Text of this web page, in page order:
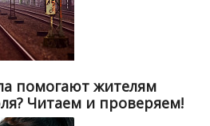
помогают жителям
Читаем и проверяем!